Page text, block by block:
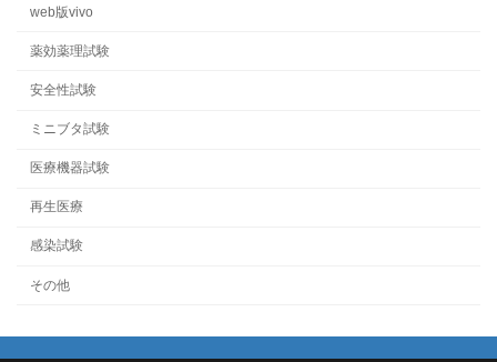
web版vivo
薬効薬理試験
安全性試験
ミニブタ試験
医療機器試験
再生医療
感染試験
その他